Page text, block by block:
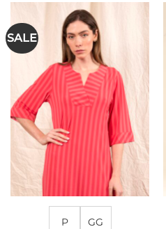
tem
várias
variantes.
As
opções
podem
ser
escolhidas
página
produto
SALE
P GG